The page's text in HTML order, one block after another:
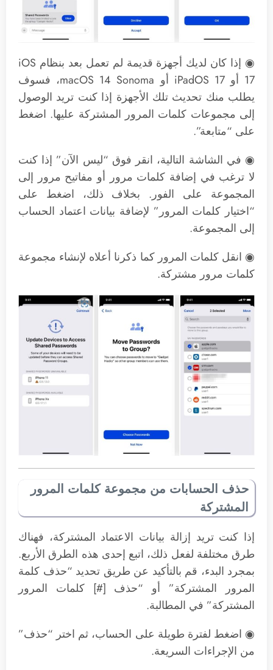
◉ إذا كان لديك أجهزة قديمة لم تعمل بعد بنظام iOS
17 أو iPadOS 17 أو macOS 14 Sonoma، فسوف
يطلب منك تحديث تلك الأجهزة إذا كنت تريد الوصول
إلى مجموعات كلمات المرور المشتركة عليها. اضغط
على “متابعة”.
◉ في الشاشة التالية، انقر فوق “ليس الآن” إذا كنت
لا ترغب في إضافة كلمات مرور أو مفاتيح مرور إلى
المجموعة على الفور. بخلاف ذلك، اضغط على
“اختيار كلمات المرور” لإضافة بيانات اعتماد الحساب
إلى المجموعة.
◉ انقل كلمات المرور كما ذكرنا أعلاه لإنشاء مجموعة
كلمات مرور مشتركة.
حذف الحسابات من مجموعة كلمات المرور
المشتركة
إذا كنت تريد إزالة بيانات الاعتماد المشتركة، فهناك
طرق مختلفة لفعل ذلك، اتبع إحدى هذه الطرق الأربع.
بمجرد البدء، قم بالتأكيد عن طريق تحديد “حذف كلمة
المرور المشتركة” أو “حذف [#] كلمات المرور
المشتركة” في المطالبة.
◉ اضغط لفترة طويلة على الحساب، ثم اختر “حذف”
من الإجراءات السريعة.